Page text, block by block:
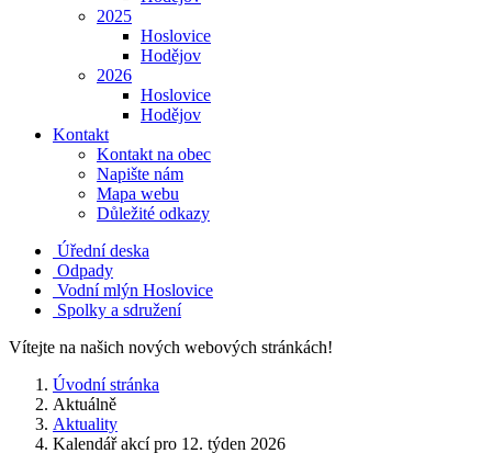
2025
Hoslovice
Hodějov
2026
Hoslovice
Hodějov
Kontakt
Kontakt na obec
Napište nám
Mapa webu
Důležité odkazy
Úřední deska
Odpady
Vodní mlýn Hoslovice
Spolky a sdružení
Vítejte na našich nových webových stránkách!
Úvodní stránka
Aktuálně
Aktuality
Kalendář akcí pro 12. týden 2026